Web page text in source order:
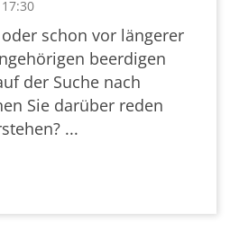
schon vor längerer
beerdigen
der Suche nach
Sie darüber reden
...